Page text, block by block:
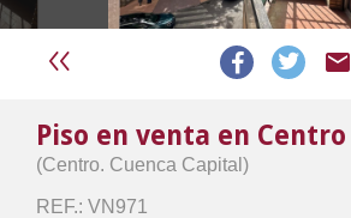
email
Piso en venta en Centro
(Centro. Cuenca Capital)
REF.: VN971